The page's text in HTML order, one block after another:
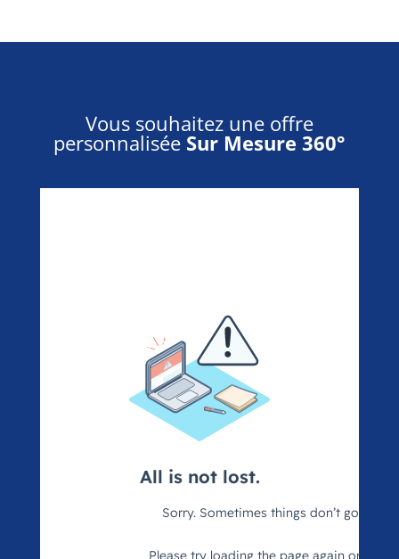
Vous souhaitez une offre
personnalisée Sur Mesure 360°